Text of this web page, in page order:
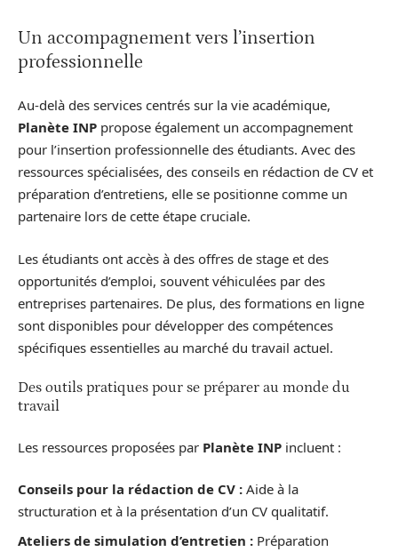
Un accompagnement vers l’insertion
professionnelle
Au-delà des services centrés sur la vie académique,
Planète INP propose également un accompagnement
pour l’insertion professionnelle des étudiants. Avec des
ressources spécialisées, des conseils en rédaction de CV et
préparation d’entretiens, elle se positionne comme un
partenaire lors de cette étape cruciale.
Les étudiants ont accès à des offres de stage et des
opportunités d’emploi, souvent véhiculées par des
entreprises partenaires. De plus, des formations en ligne
sont disponibles pour développer des compétences
spécifiques essentielles au marché du travail actuel.
Des outils pratiques pour se préparer au monde du
travail
Les ressources proposées par Planète INP incluent :
Conseils pour la rédaction de CV : Aide à la
structuration et à la présentation d’un CV qualitatif.
Ateliers de simulation d’entretien : Préparation